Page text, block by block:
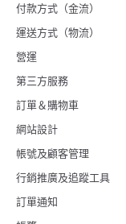
付款方式（金流）
運送方式（物流）
營運
第三方服務
訂單＆購物車
網站設計
帳號及顧客管理
行銷推廣及追蹤工具
訂單通知